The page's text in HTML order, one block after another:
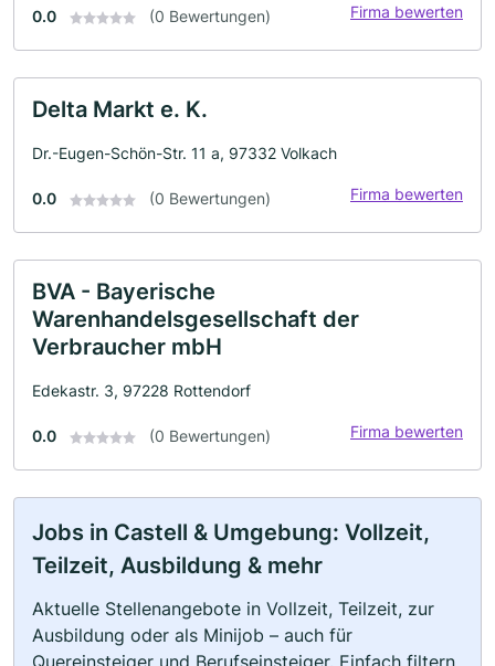
0.0 (0 Bewertungen) Firma bewerten
Delta Markt e. K.
Dr.-Eugen-Schön-Str. 11 a, 97332 Volkach
0.0 (0 Bewertungen) Firma bewerten
BVA - Bayerische
Warenhandelsgesellschaft der
Verbraucher mbH
Edekastr. 3, 97228 Rottendorf
0.0 (0 Bewertungen) Firma bewerten
Jobs in Castell & Umgebung: Vollzeit,
Teilzeit, Ausbildung & mehr
Aktuelle Stellenangebote in Vollzeit, Teilzeit, zur
Ausbildung oder als Minijob – auch für
Quereinsteiger und Berufseinsteiger. Einfach filtern